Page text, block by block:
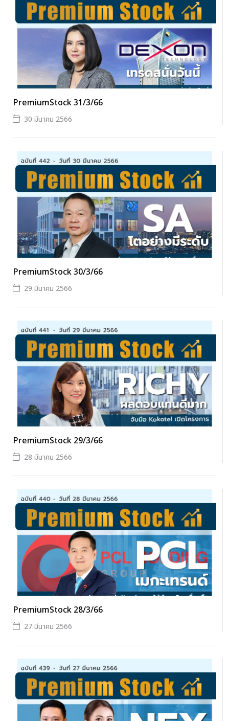
PremiumStock 31/3/66
30 มีนาคม 2566
PremiumStock 30/3/66
29 มีนาคม 2566
PremiumStock 29/3/66
28 มีนาคม 2566
PremiumStock 28/3/66
27 มีนาคม 2566